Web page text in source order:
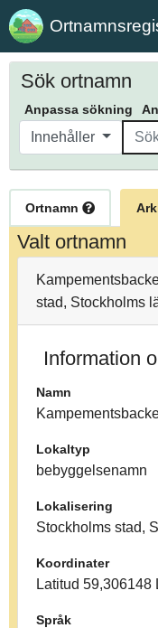
Sök ortnamn
Anpassa sökning
Innehåller
Ortnamn
Valt ortnamn
stad, Stockholms
Information
Namn
Lokaltyp
bebyggelsenamn
Lokalisering
Stockholms stad,
Koordinater
Latitud
Språk